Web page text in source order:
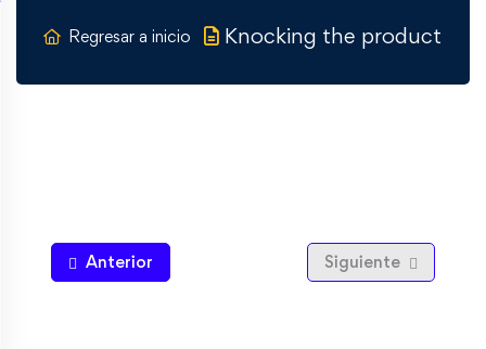
Regresar a inicio Knocking the product
Anterior Siguiente